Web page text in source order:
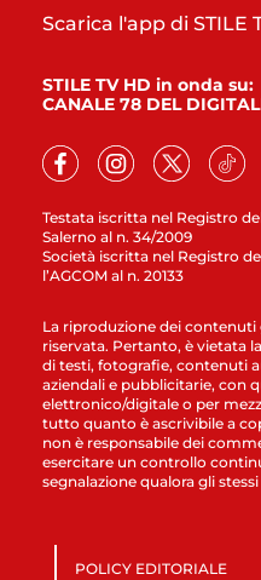
Testata iscritta nel Registro
Salerno al n. 34/2009
Società iscritta nel Registro
l’AGCOM al n. 20133
Scarica l'app di STILE
STILE TV HD in onda su:
CANALE 78 DEL
La riproduzione dei contenuti
riservata. Pertanto, è vietata
di testi, fotografie, contenuti
aziendali e pubblicitarie, con
elettronico/digitale o per
tutto quanto è ascrivibile a
non è responsabile dei
esercitare un controllo
segnalazione qualora gli
POLICY EDITORIALE